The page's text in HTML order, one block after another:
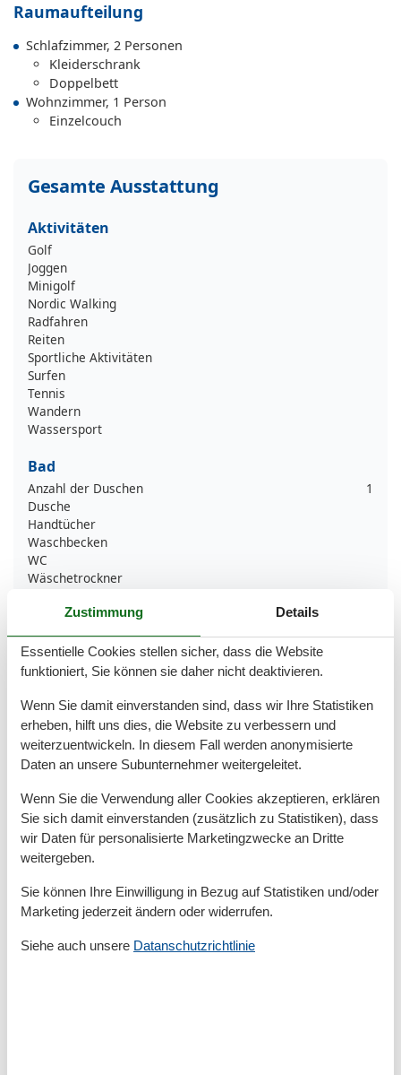
Raumaufteilung
Schlafzimmer, 2 Personen
Kleiderschrank
Doppelbett
Wohnzimmer, 1 Person
Einzelcouch
Gesamte Ausstattung
Aktivitäten
Golf
Joggen
Minigolf
Nordic Walking
Radfahren
Reiten
Sportliche Aktivitäten
Surfen
Tennis
Wandern
Wassersport
Bad
Anzahl der Duschen
1
Dusche
Handtücher
Waschbecken
WC
Wäschetrockner
Basic
Kinder willkommen
Nichtraucher
Quadratmeter
Draußen
Anzahl der Parkplätze
Gartenmöbel
Entfernung
Entfernung Einkauf
500 m
FlughafenEntfernung
170000 km
MeerEntfernung
Strandentfernung
850 m
Küche
Zustimmung Details
Essentielle Cookies stellen sicher, dass die Website
funktioniert, Sie können sie daher nicht deaktivieren.
Wenn Sie damit einverstanden sind, dass wir Ihre Statistiken
erheben, hilft uns dies, die Website zu verbessern und
weiterzuentwickeln. In diesem Fall werden anonymisierte
Daten an unsere Subunternehmer weitergeleitet.
Wenn Sie die Verwendung aller Cookies akzeptieren, erklären
Sie sich damit einverstanden (zusätzlich zu Statistiken), dass
wir Daten für personalisierte Marketingzwecke an Dritte
weitergeben.
Sie können Ihre Einwilligung in Bezug auf Statistiken und/oder
Marketing jederzeit ändern oder widerrufen.
Siehe auch unsere Datanschutzrichtlinie